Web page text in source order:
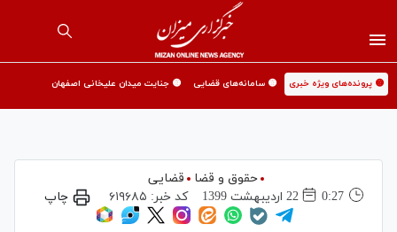
🟡 پرونده‌های ویژه خبری 🟡 سامانه‌های قضایی 🟡 جنایت میدان علیخانی اصفهان
حقوق و قضا
قضایی
0:27
22 ارديبهشت 1399 کد خبر: ۶۱۹۶۸۵ چاپ